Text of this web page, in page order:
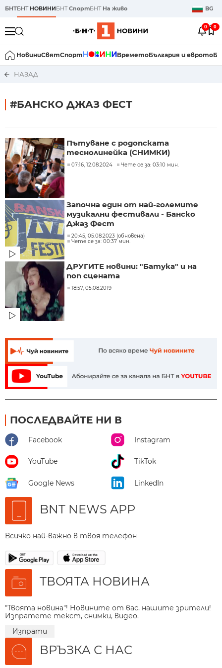
БНТБНТ НОВИНИБНТСпортБНТ На живо BG
0 0
НовиниСвятСпорт ВреметоБългария и еврото
НАЗАД
#БАНСКО ДЖАЗ ФЕСТ
Пътуване с родопската
теснолинейка (СНИМКИ)
07:16, 12.08.2024 Чете се за: 03:10 мин.
Започна един от най-големите
музикални фестивали - Банско
Джаз Фест
20:45, 05.08.2023 (обновена)
Чете се за: 00:37 мин.
ДРУГИТЕ новини: "Батука" и на
поп сцената
18:57, 05.08.2019
ПОСЛЕДВАЙТЕ НИ В
Facebook Instagram
YouTube TikTok
Google News LinkedIn
BNT NEWS APP
Всичко най-важно в твоя телефон
ТВОЯТА НОВИНА
"Твоята новина"! Новините от вас, нашите зрители!
Изпратете текст, снимки, видео.
Изпрати
ВРЪЗКА С НАС